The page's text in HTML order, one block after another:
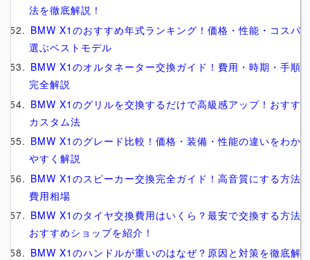
法を徹底解説！
BMW X1のおすすめ年式ランキング！価格・性能・コスパ
選ぶベストモデル
BMW X1のオルタネーター交換ガイド！費用・時期・手順
完全解説
BMW X1のグリルを交換するだけで高級感アップ！おすす
カスタム法
BMW X1のグレード比較！価格・装備・性能の違いをわか
やすく解説
BMW X1のスピーカー交換完全ガイド！高音質にする方法
費用相場
BMW X1のタイヤ交換費用はいくら？最安で交換する方法
おすすめショップを紹介！
BMW X1のハンドルが重いのはなぜ？原因と対策を徹底解